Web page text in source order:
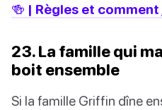
🍻 | Règles et
23. La famille qui
boit ensemble
Si la famille Griffin dîne